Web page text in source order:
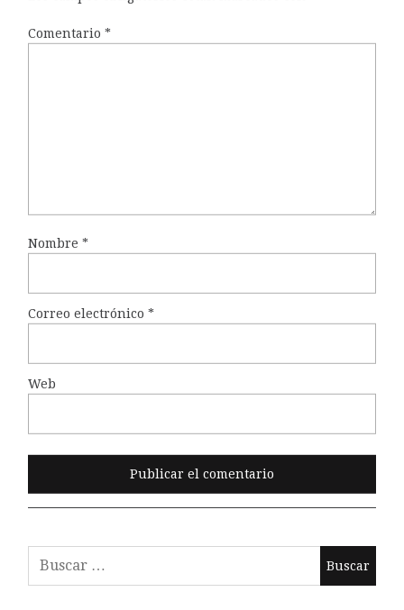
Comentario *
Nombre *
Correo electrónico *
Web